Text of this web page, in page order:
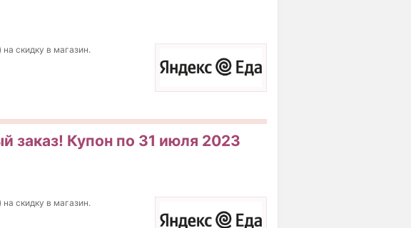
скидку в магазин.
заказ! Купон по 31 июля 2023
скидку в магазин.